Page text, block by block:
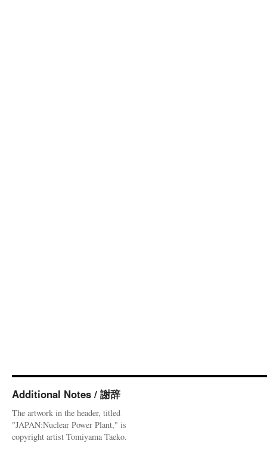
Additional Notes / 謝辞
The artwork in the header, titled
"JAPAN:Nuclear Power Plant," is
copyright artist Tomiyama Taeko.